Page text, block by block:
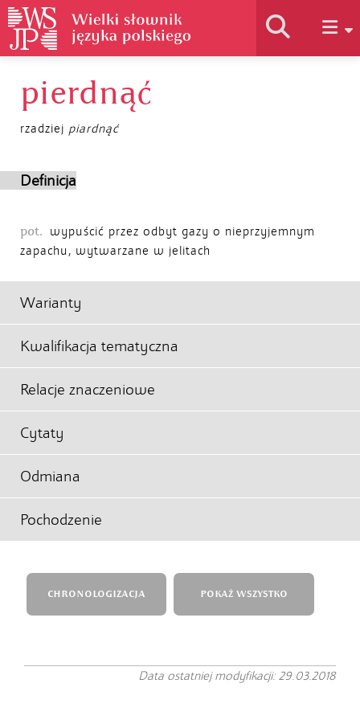
Historia słownika
Autorzy
pierdnąć
rzadziej piardnąć
Definicja
pot.
wypuścić przez odbyt gazy o nieprzyjemnym
zapachu, wytwarzane w jelitach
Warianty
Kwalifikacja tematyczna
Relacje znaczeniowe
Cytaty
Odmiana
Pochodzenie
CHRONOLOGIZACJA POKAŻ WSZYSTKO
Data ostatniej modyfikacji: 29.03.2018